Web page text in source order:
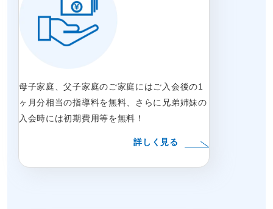
母子家庭、父子家庭のご家庭にはご入会後の1
ヶ月分相当の指導料を無料、さらに兄弟姉妹の
入会時には初期費用等を無料！
詳しく見る